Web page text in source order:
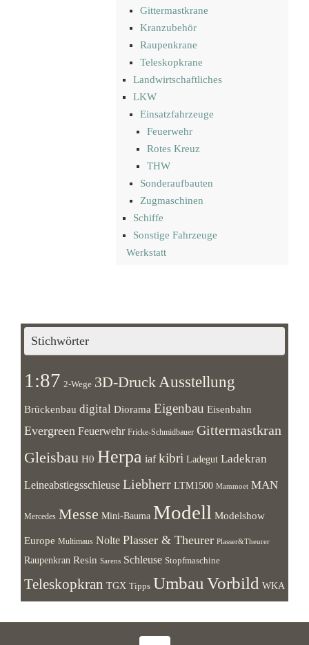
Gittermastkrane
Kranzubehör
Raupenkrane
Teleskopkrane
Landwirtschaftliches
LKW
Einsatzfahrzeuge
Feuerwehr
Rotes Kreuz
THW
Sonderaufbauten
Zugmaschinen
Schiffe
Sonstige Fahrzeuge
Werkstatt
Stichwörter
1:87 2-Wege 3D-DruckAusstellung
Brückenbau digital Diorama Eigenbau Eisenbahn
Evergreen Feuerwehr Fricke-Schmidbauer Gittermastkran
Gleisbau H0 Herpa iaf kibri Ladegut Ladekran
Leineabstiegsschleuse Liebherr LTM1500 Mammoet MAN
Mercedes Messe Mini-Bauma Modell Modelshow
Europe Multimaus Nolte Plasser & Theurer Plasser&Theurer
Raupenkran Resin Sarens Schleuse Stopfmaschine
Teleskopkran TGX Tipps Umbau Vorbild WKA